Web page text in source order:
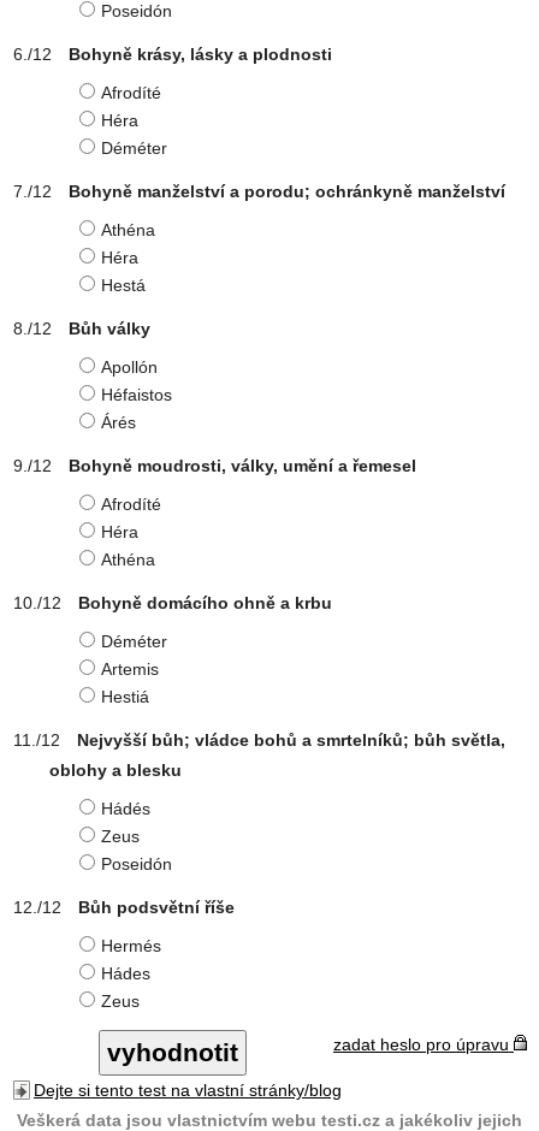
Poseidón
Bohyně krásy, lásky a plodnosti
Afrodíté
Héra
Déméter
Bohyně manželství a porodu; ochránkyně manželství
Athéna
Héra
Hestá
Bůh války
Apollón
Héfaistos
Árés
Bohyně moudrosti, války, umění a řemesel
Afrodíté
Héra
Athéna
Bohyně domácího ohně a krbu
Déméter
Artemis
Hestiá
Nejvyšší bůh; vládce bohů a smrtelníků; bůh světla,
oblohy a blesku
Hádés
Zeus
Poseidón
Bůh podsvětní říše
Hermés
Hádes
Zeus
zadat heslo pro úpravu
Dejte si tento test na vlastní stránky/blog
Veškerá data jsou vlastnictvím webu testi.cz a jakékoliv jejich